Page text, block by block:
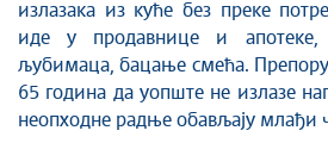
излазака из куће без преке
иде у продавнице и
љубимаца, бацање смећа.
65 година да уопште не излазе
неопходне радње обављају млађи